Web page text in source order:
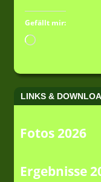
Gefällt mir:
Wird
LINKS &
Fotos 2026
Ergebnisse